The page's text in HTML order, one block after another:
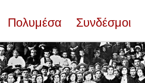
Πολυμέσα Συνδέσμοι